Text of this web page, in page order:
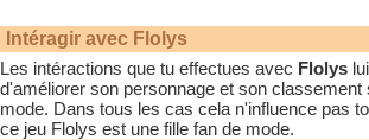
Intéragir avec Flolys
Les intéractions que tu effectues avec Flolys
d'améliorer son personnage et son classement
mode. Dans tous les cas cela n'influence pas
ce jeu Flolys est une fille fan de mode.